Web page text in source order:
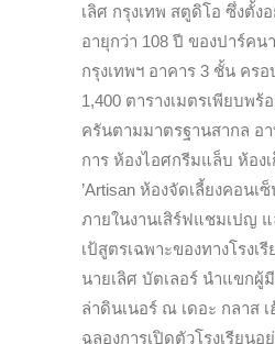
เลิศ กรุงเทพ สตูดิโอ ซึ่งตั้ง
อายุกว่า 108 ปี ของปาร์คน
กรุงเทพฯ อาคาร 3 ชั้น คร
1,400 ตารางเมตรเพียบพ
ครันตามมาตรฐานสากล อ
การ ห้องไอศกรีมแล็บ ห้องเ
’Artisan ห้องจัดเลี้ยงคอนเ
ภายในงานเสิร์ฟแชมเปญ
เป้สูตรเฉพาะของทางโรงเ
นายเลิศ บัตเลอร์ นำแขกผู้
ล่าดินเนอร์ ณ เดอะ กลาส เ
ฉลองการเปิดตัวโรงเรียนอ